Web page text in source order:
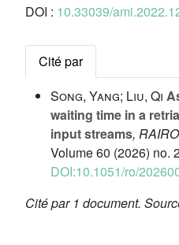
DOI : 10.33039/
Cité par
Song, Yang; Liu, Qi
waiting time in a
input streams,
Volume 60 (2026) no.
DOI:10.1051/ro/
Cité par 1 document.